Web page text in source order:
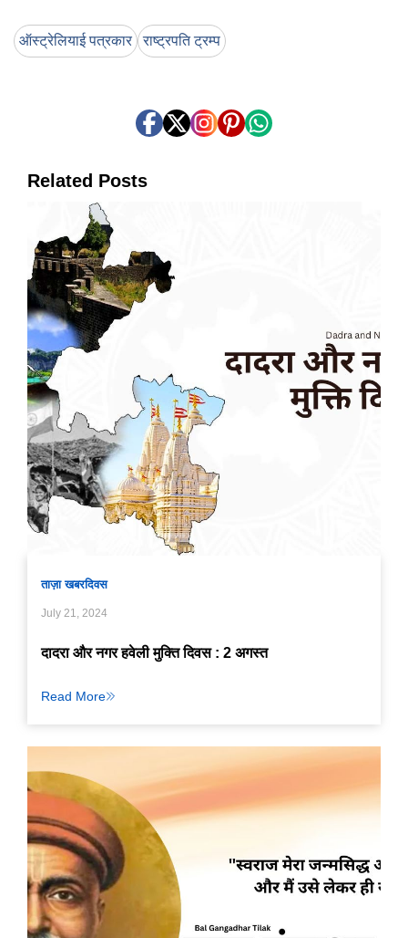
ऑस्ट्रेलियाई पत्रकार राष्ट्रपति ट्रम्प
Related Posts
ताज़ा खबरदिवस
July 21, 2024
दादरा और नगर हवेली मुक्ति दिवस : 2 अगस्त
Read More